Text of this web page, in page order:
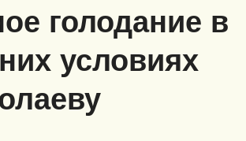
голодание в
условиях